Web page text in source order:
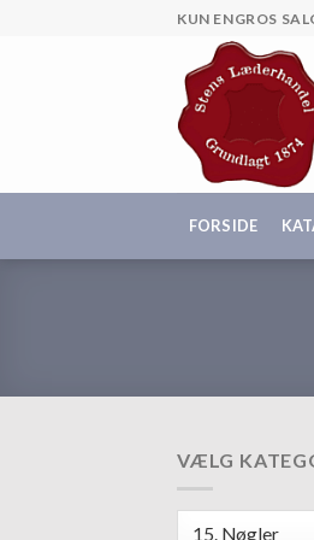
KUN ENGROS
FORSIDE
VÆLG